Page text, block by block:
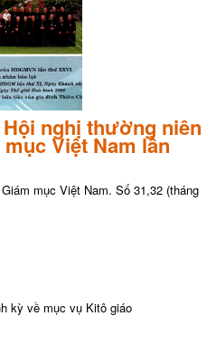
nghị thường niên
Việt Nam lần
mục Việt Nam. Số 31,32 (tháng
kỳ về mục vụ Kitô giáo